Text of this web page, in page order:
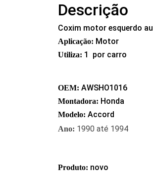
Descrição
Coxim motor esquerdo
Aplicação: Motor
Utiliza: 1 por carro
OEM: AWSHO1016
Montadora: Honda
Modelo: Accord
Ano: 1990 até 1994
Produto: novo